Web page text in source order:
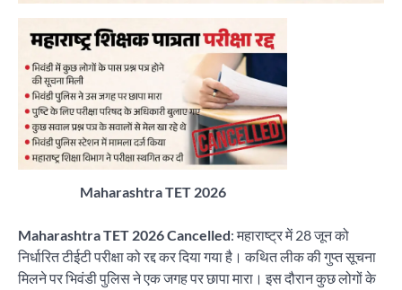
Maharashtra TET 2026
Maharashtra TET 2026 Cancelled: महाराष्ट्र में 28 जून को
निर्धारित टीईटी परीक्षा को रद्द कर दिया गया है। कथित लीक की गुप्त सूचना
मिलने पर भिवंडी पुलिस ने एक जगह पर छापा मारा। इस दौरान कुछ लोगों के